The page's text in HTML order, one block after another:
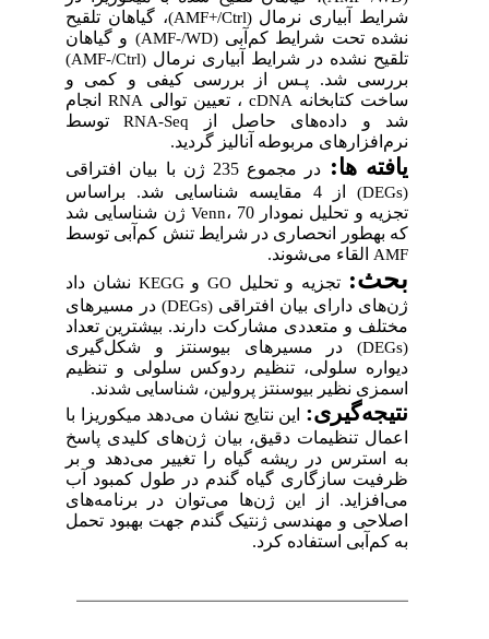
آبیاری نرمال
، گیاهان تلقیح
تحت شرایطکم‌آبی (AMF-/WD)
و گیاهان
نشده در شرایط آبیاری نرمال
پـس از بررسی کیفی و کمی و
کتابخانهcDNA ،تعیین توالیRNA
انجام
داده‌های حاصل ازRNA-Seq
توسط
مربوطه آنالیز گردید.
در مجموع 235
ژن با بیان افتراقی
.بر‌اساس
و تحلیل نمودار
Venn، 70 ژن شناسایی شد
به­طور انحصاریدر شرایط تنش کم‌آبیتوسط
القاء می‌شوند.
تجزیه و تحلیلGOوKEGG
نشان داد
دارای بیان افتراقی(DEGs)
در مسیرهای
و متعددی مشارکت دارند .بیشترین تعداد
مسیرهای بیو سنتز وشکل‌گیری
سلولی،تنظیم ردوکس سلولی وتنظیم
نظیر بیوسنتز پرولین ، شناسایی شدند.
این نتایج نشان می‌دهد میکوریزا با
تنظیمات دقیق،بیانژن‌های کلیدی پاسخ‌
در ریشه گیاه را تغییر می‌دهد
و بر
سازگاری گیاه گندمدر طول کمبود آب
این ژن‌ها می‌توان در برنامه‌های
و مهندسی ژنتیک گندمجهت بهبود تحمل
استفاده کرد.